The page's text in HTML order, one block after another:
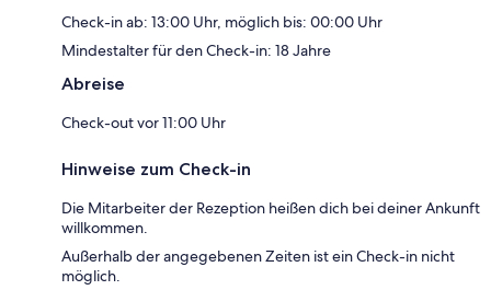
Check-in ab: 13:00 Uhr, möglich bis: 00:00 Uhr
Mindestalter für den Check-in: 18 Jahre
Abreise
Check-out vor 11:00 Uhr
Hinweise zum Check-in
Die Mitarbeiter der Rezeption heißen dich bei deiner Ankunft
willkommen.
Außerhalb der angegebenen Zeiten ist ein Check-in nicht
möglich.